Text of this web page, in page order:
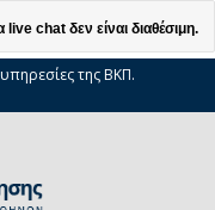
chat δεν είναι διαθέσιμη.
της ΒΚΠ.